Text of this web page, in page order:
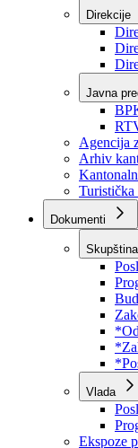
Direkcije
Javna
Agencija
Arhiv
Dokumenti
Skupština
Vlada